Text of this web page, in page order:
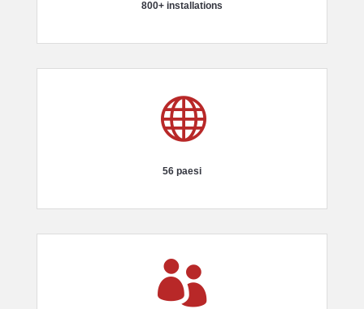
800+ installations

56 paesi
